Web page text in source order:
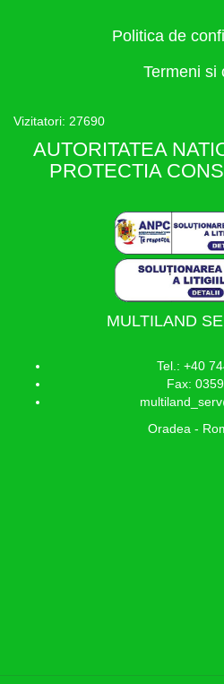
Politica de
Termeni si
Vizitatori: 27690
AUTORITATEA
PROTECTIA
MULTILAND
Tel.: +40
Fax:
Oradea -